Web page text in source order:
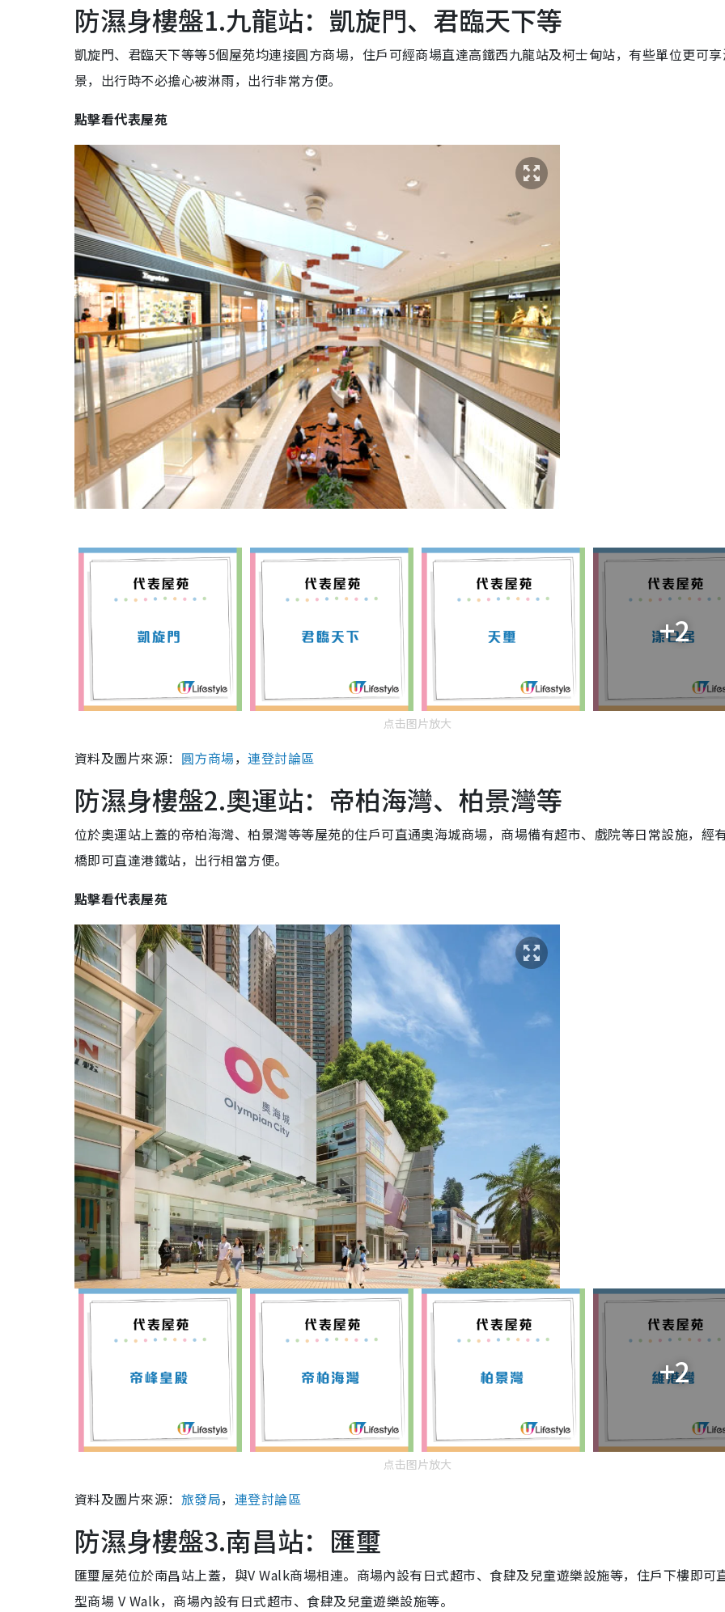
防濕身樓盤1.九龍站：凱旋門、君臨天下等
凱旋門、君臨天下等等5個屋苑均連接圓方商場，住戶可經商場直達高鐵西九龍站及柯士甸站，有些單位更可
景，出行時不必擔心被淋雨，出行非常方便。
點擊看代表屋苑
+2
点击图片放大
資料及圖片來源： 圓方商場，連登討論區
防濕身樓盤2.奧運站：帝柏海灣、柏景灣等
位於奧運站上蓋的帝柏海灣、柏景灣等等屋苑的住戶可直通奧海城商場，商場備有超市、戲院等日常設施，經
橋即可直達港鐵站，出行相當方便。
點擊看代表屋苑
+2
点击图片放大
資料及圖片來源： 旅發局， 連登討論區
防濕身樓盤3.南昌站：匯璽
匯璽屋苑位於南昌站上蓋，與V Walk商場相連。商場內設有日式超市、食肆及兒童遊樂設施等，住戶下樓即可
型商場 V Walk，商場內設有日式超市、食肆及兒童遊樂設施等。